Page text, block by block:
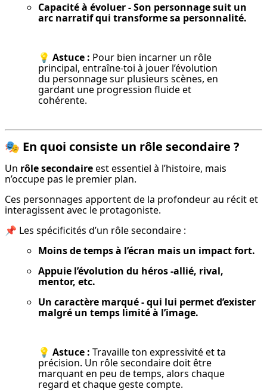
Capacité à évoluer - Son personnage suit un
arc narratif qui transforme sa personnalité.
💡 Astuce : Pour bien incarner un rôle
principal, entraîne-toi à jouer l’évolution
du personnage sur plusieurs scènes, en
gardant une progression fluide et
cohérente.
🎭 En quoi consiste un rôle secondaire ?
Un rôle secondaire est essentiel à l’histoire, mais
n’occupe pas le premier plan.
Ces personnages apportent de la profondeur au récit et
interagissent avec le protagoniste.
📌 Les spécificités d’un rôle secondaire :
Moins de temps à l’écran mais un impact fort.
Appuie l’évolution du héros -allié, rival,
mentor, etc.
Un caractère marqué - qui lui permet d’exister
malgré un temps limité à l’image.
💡 Astuce : Travaille ton expressivité et ta
précision. Un rôle secondaire doit être
marquant en peu de temps, alors chaque
regard et chaque geste compte.